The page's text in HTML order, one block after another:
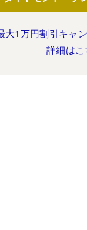
大1万円割引キャ
詳細はこ